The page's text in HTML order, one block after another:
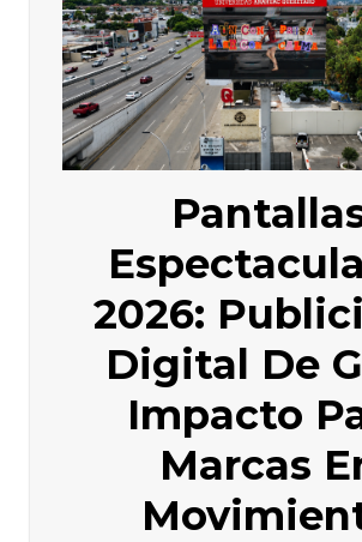
2026:
Digital De
Impacto
Marcas